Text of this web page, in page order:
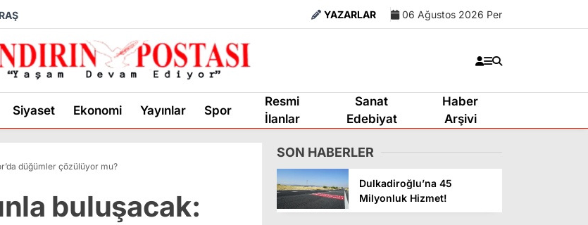
YAZARLAR 06 Ağustos 2026 Per
Siyaset Ekonomi Yayınlar Spor
Resmi
İlanlar
Sanat
Edebiyat
Haber
Arşivi
düğümler çözülüyor mu?
buluşacak:
SON HABERLER
Dulkadiroğlu’na 45
Milyonluk Hizmet!